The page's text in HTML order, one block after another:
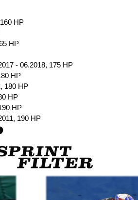
HP
HP
- 06.2018, 175 HP
HP
180 HP
HP
HP
190 HP